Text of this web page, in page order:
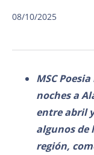
08/10/2025
MSC
noches a
entre abril
algunos de
región,